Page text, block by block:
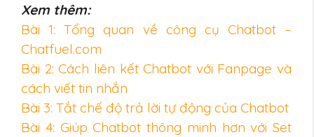
Xem thêm:
Bài 1: Tổng quan về công cụ Chatbot –
Chatfuel.com
Bài 2: Cách liên kết Chatbot với Fanpage và
cách viết tin nhắn
Bài 3: Tắt chế độ trả lời tự động của Chatbot
Bài 4: Giúp Chatbot thông minh hơn với Set